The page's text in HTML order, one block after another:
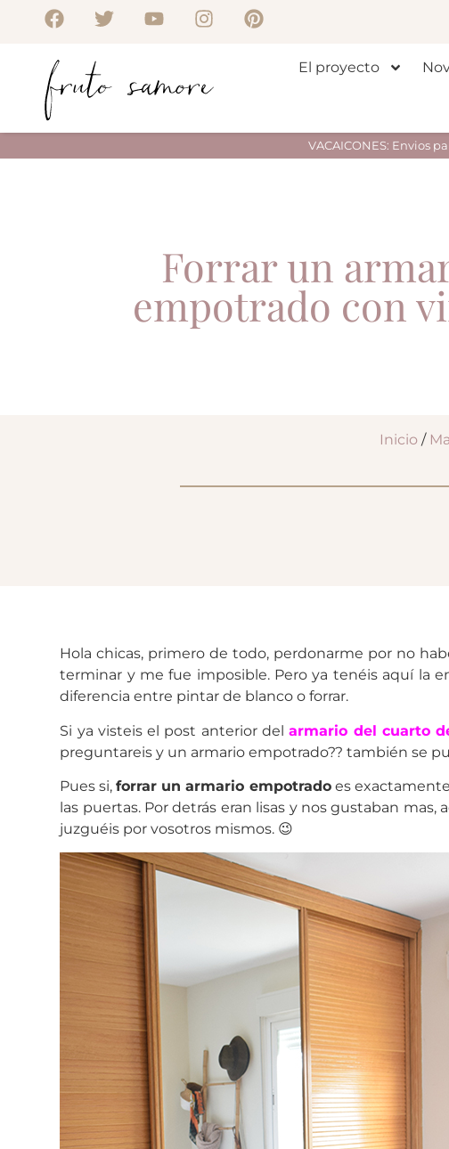
El proyecto
VACAICONES: Envios
Forrar un
empotrado con
Inicio /
Hola chicas, primero de todo, perdonarme por no
terminar y me fue imposible. Pero ya tenéis aquí la
diferencia entre pintar de blanco o forrar.
Si ya visteis el post anterior delarmario del cuarto
preguntareis y un armario empotrado?? también se
Pues si,forrar un armario empotradoes
las puertas. Por detrás eran lisas y nos gustaban
juzguéis por vosotros mismos. 😉